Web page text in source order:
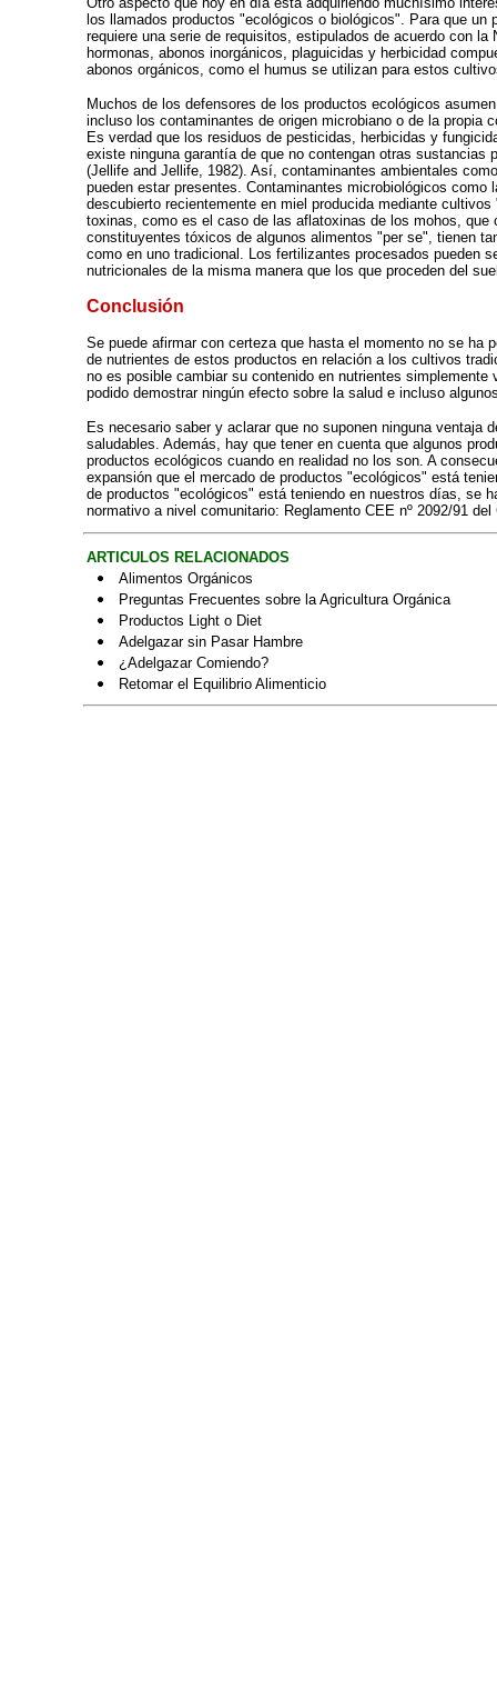
los llamados productos "ecológicos o biológicos". Para que
requiere una serie de requisitos, estipulados de acuerdo con
hormonas, abonos inorgánicos, plaguicidas y herbicidad
abonos orgánicos, como el humus se utilizan para estos
Muchos de los defensores de los productos ecológicos
incluso los contaminantes de origen microbiano o de la propia
Es verdad que los residuos de pesticidas, herbicidas y
existe ninguna garantía de que no contengan otras
(Jellife and Jellife, 1982). Así, contaminantes ambientales
pueden estar presentes. Contaminantes microbiológicos
descubierto recientemente en miel producida mediante
toxinas, como es el caso de las aflatoxinas de los mohos, que
constituyentes tóxicos de algunos alimentos "per se", tienen
como en uno tradicional. Los fertilizantes procesados pueden
nutricionales de la misma manera que los que proceden del
Conclusión
Se puede afirmar con certeza que hasta el momento no se ha
de nutrientes de estos productos en relación a los cultivos
no es posible cambiar su contenido en nutrientes
podido demostrar ningún efecto sobre la salud e incluso
Es necesario saber y aclarar que no suponen ninguna ventaja
saludables. Además, hay que tener en cuenta que algunos
productos ecológicos cuando en realidad no los son. A
expansión que el mercado de productos "ecológicos" está
de productos "ecológicos" está teniendo en nuestros días, se
normativo a nivel comunitario: Reglamento CEE nº 2092/91
ARTICULOS RELACIONADOS
Alimentos Orgánicos
Preguntas Frecuentes sobre la Agricultura Orgánica
Productos Light o Diet
Adelgazar sin Pasar Hambre
¿Adelgazar Comiendo?
Retomar el Equilibrio Alimenticio